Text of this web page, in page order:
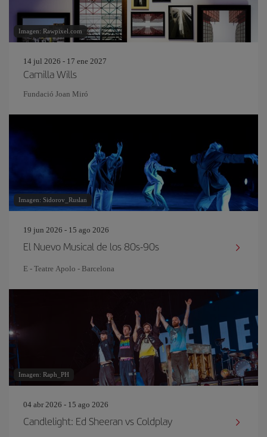
Imagen: Rawpixel.com
14 jul 2026 - 17 ene 2027
Camilla Wills
Fundació Joan Miró
Imagen: Sidorov_Ruslan
19 jun 2026 - 15 ago 2026
El Nuevo Musical de los 80s-90s
E - Teatre Apolo - Barcelona
Imagen: Raph_PH
04 abr 2026 - 15 ago 2026
Candlelight: Ed Sheeran vs Coldplay